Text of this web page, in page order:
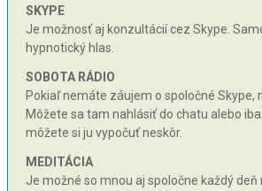
SKYPE
Je možnosť aj konzultácií cez Skype.
hypnotický hlas.
SOBOTA RÁDIO
Pokiaľ nemáte záujem o spoločné
Môžete sa tam nahlásiť do chatu alebo
môžete si ju vypočuť neskôr.
MEDITÁCIA
Je možné so mnou aj spoločne každý